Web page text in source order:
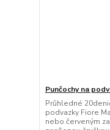
Punčochy na
Průhledné
podvazky Fiore
nebo červeným